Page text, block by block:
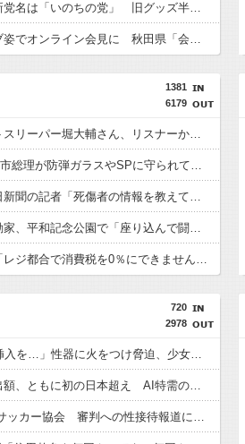
れいわ新選組の新党名は「いのちの党」 旧グッズ半額で販売 どうなる秘書給与疑惑
職員がバスローブ姿でオンライン会見に 秋田県「会見の対応に問題があった」
1381
6179
【悲報】ショートスリーパー堀大輔さん、リスナーから「寝たほうがいい！」と言われてガチギレし炎上 → 高須幹也医師の医学的アドバイスに激昂 ｗｗｗｗｗｗｗｗｗ
【悲報】X民「高市総理が防弾ガラスやSPに守られてながら平和式典でスピーチして「広島から出て行け！と何度も叫ばれるような人！」 ← 突っ込み殺到 ………
【熊本地震】毎日新聞の記者「死傷者の情報を教えて！」 → 企業「個人情報は控えます！」 → 記「年代は？特定につながらないでしょ？教えてよ？教えてよ？」
【悲報】極左活動家、平和記念公園で「座り込んで闘う！」と意気込むも… → 警察に完全排除されてしまう ………
【悲報】財務省「レジ都合で消費税を0％にできません！」 → X民「指定ゴミ袋を買ってレシート見たら消費税はゼロになるんだけど？」ｗｗｗｗｗｗｗｗｗｗｗｗｗｗ
720
2978
「14歳の少年に挿入を…」性器に火をつけ脅迫、少女達はモップで…657人が死亡した韓国“最悪の人権侵害”のおぞましすぎる実態
韓国と台湾の輸出額、ともに初の日本超え AI特需の恩恵で差 26年上期
【東スポ】 韓国サッカー協会 審判への性接待報道にＳＮＳ紛糾「徹底追及」「２００２年はどうなの？」